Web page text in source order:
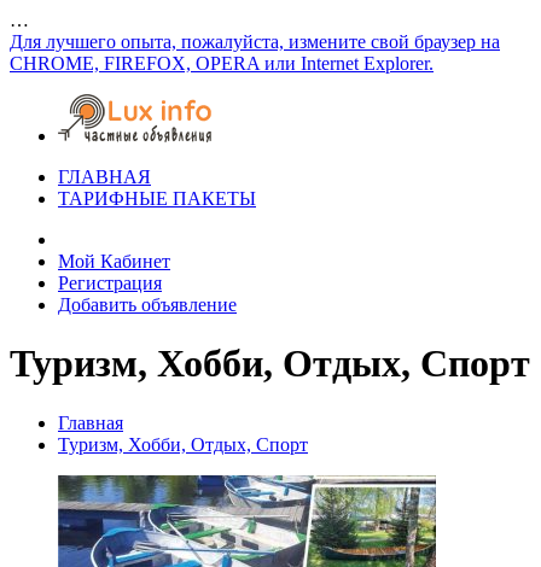
…
Для лучшего опыта, пожалуйста, измените свой браузер на
CHROME, FIREFOX, OPERA или Internet Explorer.
ГЛАВНАЯ
ТАРИФНЫЕ ПАКЕТЫ
Мой Кабинет
Регистрация
Добавить объявление
Туризм, Хобби, Отдых, Спорт
Главная
Туризм, Хобби, Отдых, Спорт